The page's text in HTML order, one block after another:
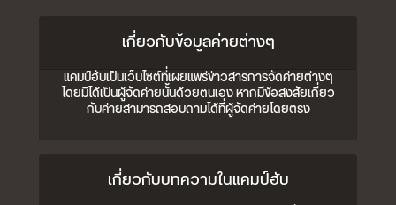
เกี่ยวกับข้อมูลค่ายต่างๆ
แคมป์ฮับเป็นเว็บไซต์ที่เผยแพร่ข่าวสารการจัดค่ายต่างๆ
โดยมิได้เป็นผู้จัดค่ายนั้นด้วยตนเอง หากมีข้อสงสัยเกี่ยว
กับค่ายสามารถสอบถามได้ที่ผู้จัดค่ายโดยตรง
เกี่ยวกับบทความในแคมป์ฮับ